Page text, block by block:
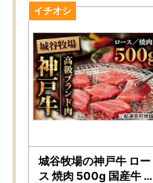
城谷牧場の神戸牛 ロー
ス 焼肉 500g 国産牛 和